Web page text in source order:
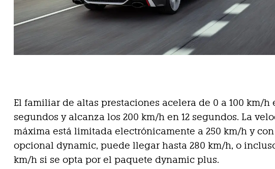
El familiar de altas prestaciones acelera de 0 a 100 km/h
segundos y alcanza los 200 km/h en 12 segundos. La
máxima está limitada electrónicamente a 250 km/h y
opcional dynamic, puede llegar hasta 280 km/h, o
km/h si se opta por el paquete dynamic plus.